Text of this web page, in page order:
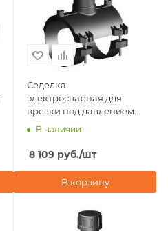
Седелка
электросварная для
врезки под давлением
D75х63 ПЭ100 SDR 11
В наличии
8 109 руб./шт
В корзину